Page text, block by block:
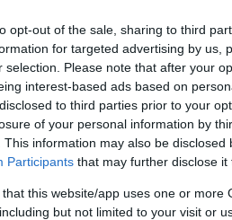
opt-out of the sale, sharing to third
for targeted advertising by us,
selection. Please note that after your
interest-based ads based on
to third parties prior to your
of your personal information by
This information may also be
Participants that may further disclose it
that this website/app uses one or
but not limited to your visit or
τα 100 km/h σε
Στο 0-200, η διαφορά